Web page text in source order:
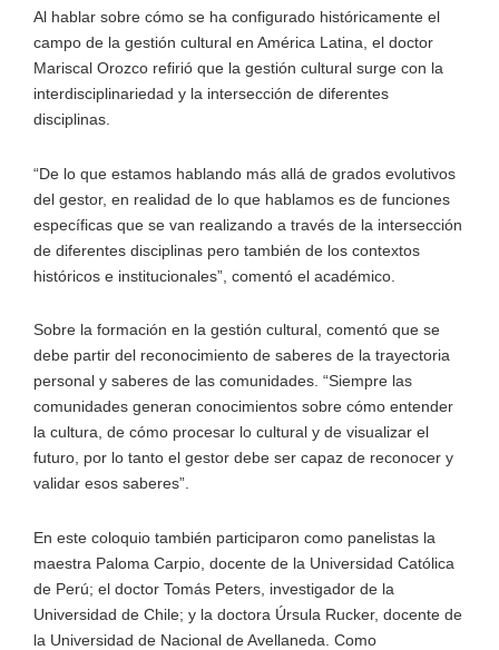
Al hablar sobre cómo se ha configurado históricamente el
campo de la gestión cultural en América Latina, el doctor
Mariscal Orozco refirió que la gestión cultural surge con la
interdisciplinariedad y la intersección de diferentes
disciplinas.
“De lo que estamos hablando más allá de grados evolutivos
del gestor, en realidad de lo que hablamos es de funciones
específicas que se van realizando a través de la intersección
de diferentes disciplinas pero también de los contextos
históricos e institucionales”, comentó el académico.
Sobre la formación en la gestión cultural, comentó que se
debe partir del reconocimiento de saberes de la trayectoria
personal y saberes de las comunidades. “Siempre las
comunidades generan conocimientos sobre cómo entender
la cultura, de cómo procesar lo cultural y de visualizar el
futuro, por lo tanto el gestor debe ser capaz de reconocer y
validar esos saberes”.
En este coloquio también participaron como panelistas la
maestra Paloma Carpio, docente de la Universidad Católica
de Perú; el doctor Tomás Peters, investigador de la
Universidad de Chile; y la doctora Úrsula Rucker, docente de
la Universidad de Nacional de Avellaneda. Como